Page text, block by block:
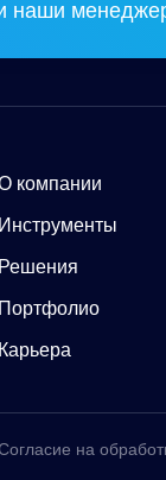
компании
Инструменты
Решения
Портфолио
Карьера
наши
на